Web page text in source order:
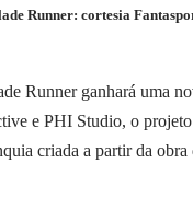
Runner: cortesia
Runner ganhará uma
e PHI Studio, o
criada a partir da